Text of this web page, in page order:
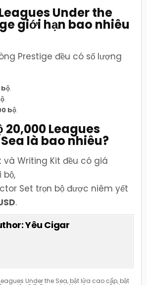
Under the
giới hạn bao nhiêu
Prestige đều có số lượng
bộ.
.
bộ.
20,000 Leagues
là bao nhiêu?
và Writing Kit đều có giá
bộ,
Set trọn bộ được niêm yết
.
Yêu Cigar
Under the Sea, bật lửa cao cấp, bật